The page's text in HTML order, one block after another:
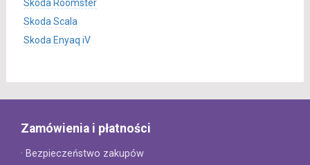
Skoda Roomster
Skoda Scala
Skoda Enyaq iV
Zamówienia i płatności
· Bezpieczeństwo zakupów